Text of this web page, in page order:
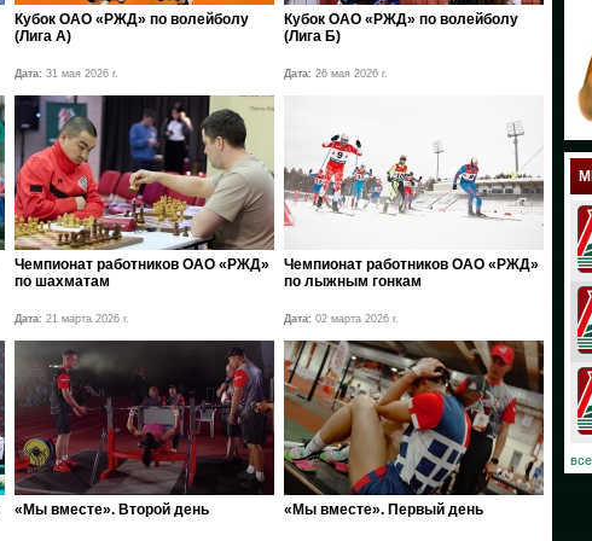
Кубок ОАО «РЖД» по волейболу
(Лига А)
Дата: 31 мая 2026 г.
Кубок ОАО «РЖД» по волейболу
(Лига Б)
Дата: 26 мая 2026 г.
Чемпионат работников ОАО «РЖД»
по шахматам
Дата: 21 марта 2026 г.
Чемпионат работников ОАО «РЖД»
по лыжным гонкам
Дата: 02 марта 2026 г.
«Мы вместе». Второй день «Мы вместе». Первый день